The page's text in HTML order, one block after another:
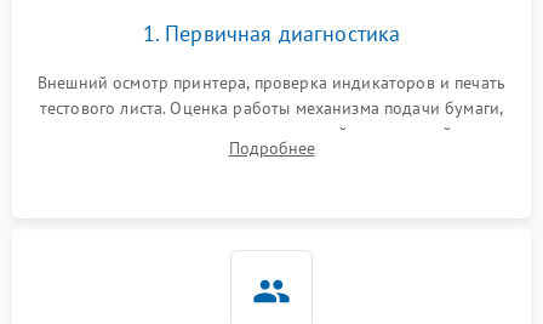
1. Первичная диагностика
Внешний осмотр принтера, проверка индикаторов и печать
тестового листа. Оценка работы механизма подачи бумаги,
выявление посторонних шумов, замятий и первичный анализ
дефектов печати (полосы, фон, пробелы).
Подробнее